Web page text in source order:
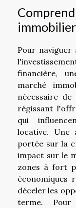
immobilier
Pour naviguer
financière,
marché
nécessaire
régissant
qui
locative.
portée sur la
impact sur le
zones à fort
économiques
déceler les
terme. Pour